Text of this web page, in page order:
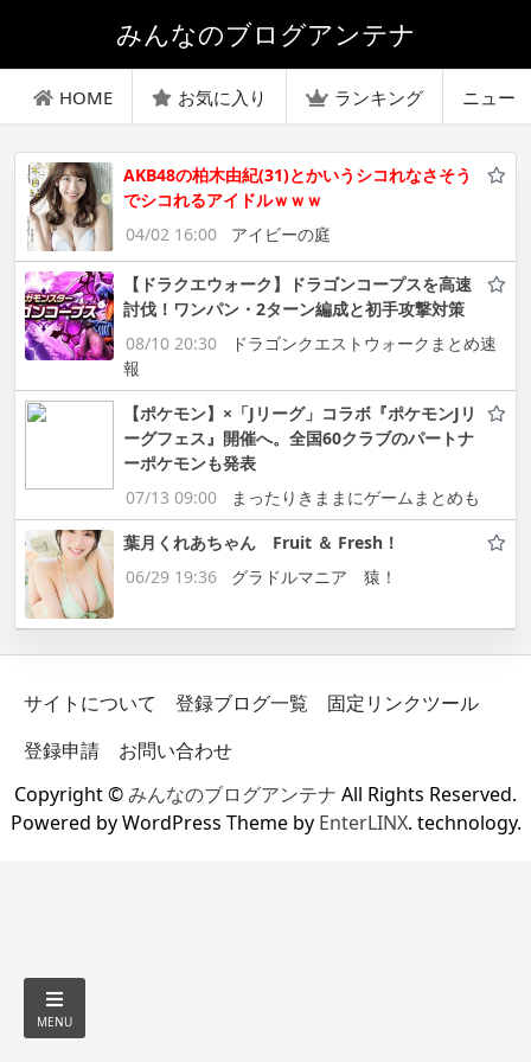
みんなのブログアンテナ
HOME お気に入り ランキング ニュー
AKB48の柏木由紀(31)とかいうシコれなさそう
でシコれるアイドルｗｗｗ
04/02 16:00
アイビーの庭
【ドラクエウォーク】ドラゴンコープスを高速
討伐！ワンパン・2ターン編成と初手攻撃対策
08/10 20:30
ドラゴンクエストウォークまとめ速
報
【ポケモン】×「Jリーグ」コラボ『ポケモンJリ
ーグフェス』開催へ。全国60クラブのパートナ
ーポケモンも発表
07/13 09:00
まったりきままにゲームまとめも
葉月くれあちゃん Fruit ＆ Fresh！
06/29 19:36
グラドルマニア 猿！
サイトについて 登録ブログ一覧
固定リンクツール
登録申請
お問い合わせ
Copyright ©みんなのブログアンテナ All Rights Reserved.
Powered by WordPress Theme by EnterLINX. technology.
MENU